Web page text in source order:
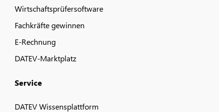
Wirtschaftsprüfersoftware
Fachkräfte gewinnen
E-Rechnung
DATEV-Marktplatz
Service
DATEV Wissensplattform